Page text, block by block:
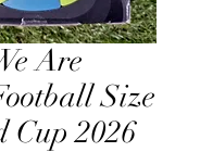
Are
Size
Cup 2026